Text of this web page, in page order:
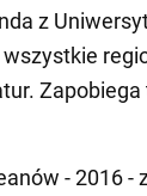
z
wszystkie
Zapobiega
- 2016 -